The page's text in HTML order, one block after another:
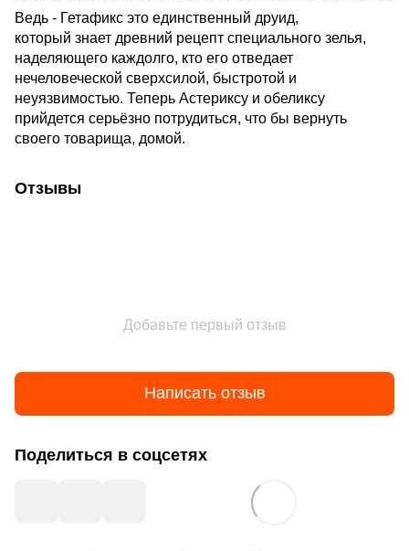
Ведь - Гетафикс это единственный друид,
который знает древний рецепт специального зелья,
наделяющего каждолго, кто его отведает
нечеловеческой сверхсилой, быстротой и
неуязвимостью. Теперь Астериксу и обеликсу
прийдется серьёзно потрудиться, что бы вернуть
своего товарища, домой.
Отзывы
Добавьте первый отзыв
Написать отзыв
Поделиться в соцсетях